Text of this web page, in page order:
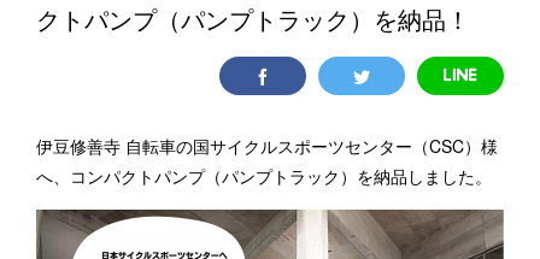
FAQ（よくあるご質問） 体験イベント PumpPark（パンプパーク）
クトパンプ（パンプトラック）を納品！
伊豆修善寺 自転車の国サイクルスポーツセンター（CSC）様
へ、コンパクトパンプ（パンプトラック）を納品しました。